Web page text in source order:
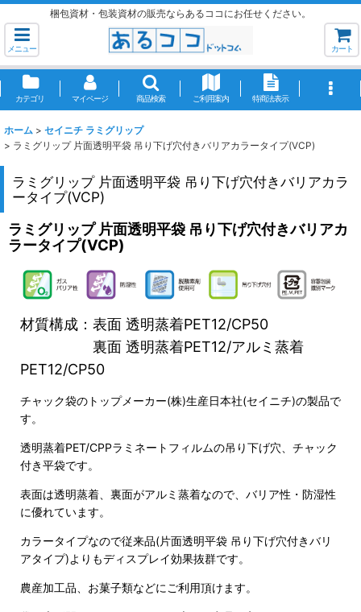
梱包資材・包装資材の販売ならあるココにお任せください。
メニュー カート
カテゴリ マイページ 商品検索 ご利用案内 特商法表示
ホーム > セイニチ ラミグリップ
> ラミグリップ 片面透明平袋 吊り下げ穴付きバリアカラータイプ(VCP)
ラミグリップ 片面透明平袋 吊り下げ穴付きバリアカラ
ータイプ(VCP)
ラミグリップ 片面透明平袋 吊り下げ穴付きバリアカ
ラータイプ(VCP)
材質構成：表面 透明蒸着PET12/CP50
裏面 透明蒸着PET12/アルミ蒸着
PET12/CP50
チャック袋のトップメーカー(株)生産日本社(セイニチ)の製品で
す。
透明蒸着PET/CPPラミネートフィルムの吊り下げ穴、チャック
付き平袋です。
表面は透明蒸着、裏面がアルミ蒸着なので、バリア性・防湿性
に優れています。
カラータイプなので従来品(片面透明平袋 吊り下げ穴付きバリ
アタイプ)よりもディスプレイ効果抜群です。
農産加工品、お菓子類などにご利用頂けます。